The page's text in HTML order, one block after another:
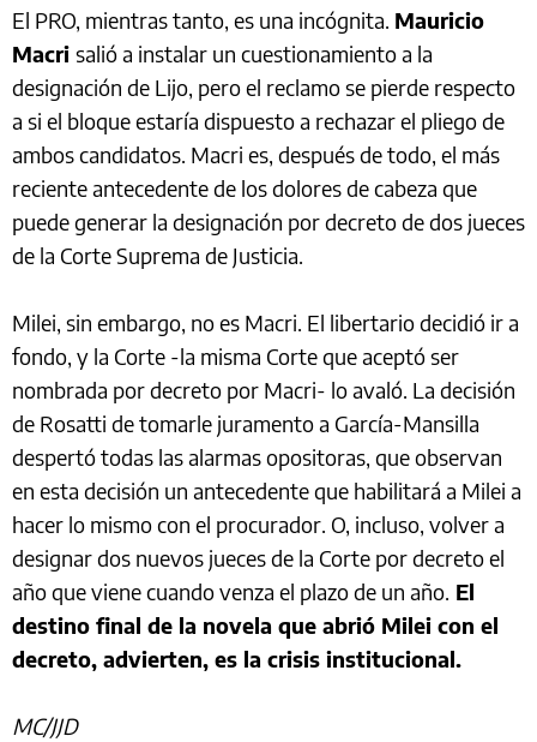
El PRO, mientras tanto, es una incógnita. Mauricio
Macri salió a instalar un cuestionamiento a la
designación de Lijo, pero el reclamo se pierde respecto
a si el bloque estaría dispuesto a rechazar el pliego de
ambos candidatos. Macri es, después de todo, el más
reciente antecedente de los dolores de cabeza que
puede generar la designación por decreto de dos jueces
de la Corte Suprema de Justicia.
Milei, sin embargo, no es Macri. El libertario decidió ir a
fondo, y la Corte -la misma Corte que aceptó ser
nombrada por decreto por Macri- lo avaló. La decisión
de Rosatti de tomarle juramento a García-Mansilla
despertó todas las alarmas opositoras, que observan
en esta decisión un antecedente que habilitará a Milei a
hacer lo mismo con el procurador. O, incluso, volver a
designar dos nuevos jueces de la Corte por decreto el
año que viene cuando venza el plazo de un año. El
destino final de la novela que abrió Milei con el
decreto, advierten, es la crisis institucional.
MC/JJD